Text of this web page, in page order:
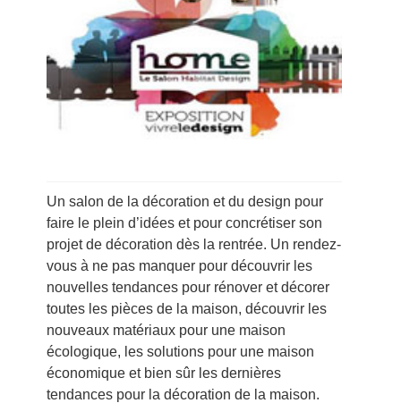
Un salon de la décoration et du design pour
faire le plein d’idées et pour concrétiser son
projet de décoration dès la rentrée. Un rendez-
vous à ne pas manquer pour découvrir les
nouvelles tendances pour rénover et décorer
toutes les pièces de la maison, découvrir les
nouveaux matériaux pour une maison
écologique, les solutions pour une maison
économique et bien sûr les dernières
tendances pour la décoration de la maison.